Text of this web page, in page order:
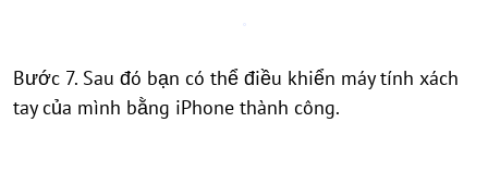
Bước 7. Sau đó bạn có thể điều khiển máy tính xách
tay của mình bằng iPhone thành công.